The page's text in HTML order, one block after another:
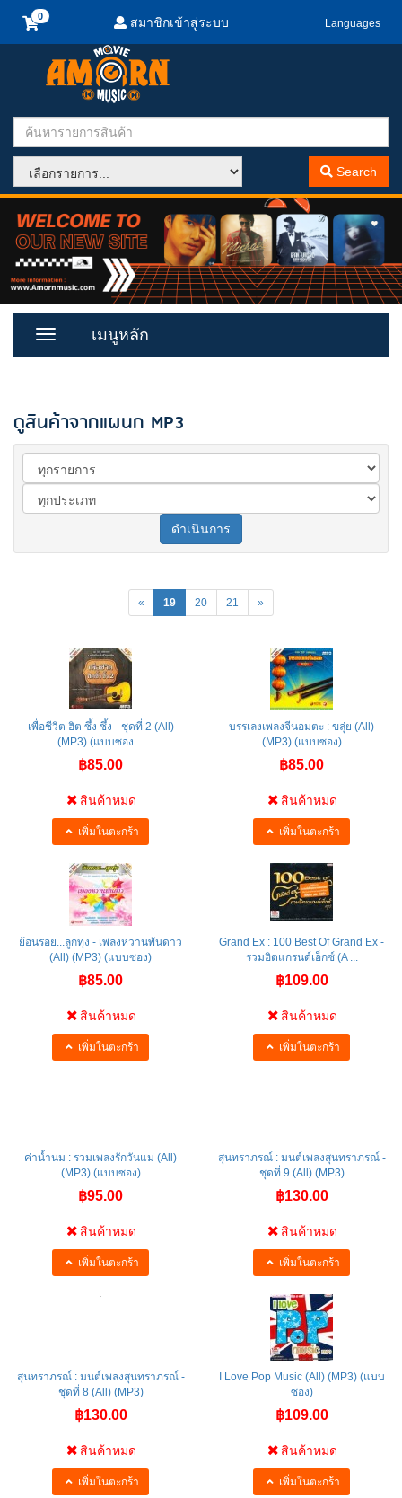
สมาชิกเข้าสู่ระบบ Languages
Search
Toggle
เมนูหลัก
ดูสินค้าจากแผนก MP3
ดำเนินการ
« 19 20 21 »
เพื่อชีวิต ฮิต ซึ้ง ซึ้ง - ชุดที่ 2 (All)
(MP3) (แบบซอง ...
฿85.00
สินค้าหมด
เพิ่มในตะกร้า
บรรเลงเพลงจีนอมตะ : ขลุ่ย (All)
(MP3) (แบบซอง)
฿85.00
สินค้าหมด
เพิ่มในตะกร้า
ย้อนรอย...ลูกทุ่ง - เพลงหวานพันดาว
(All) (MP3) (แบบซอง)
฿85.00
สินค้าหมด
เพิ่มในตะกร้า
Grand Ex : 100 Best Of Grand Ex -
รวมฮิตแกรนด์เอ็กซ์ (A ...
฿109.00
สินค้าหมด
เพิ่มในตะกร้า
ค่าน้ำนม : รวมเพลงรักวันแม่ (All)
(MP3) (แบบซอง)
฿95.00
สินค้าหมด
เพิ่มในตะกร้า
สุนทราภรณ์ : มนต์เพลงสุนทราภรณ์ -
ชุดที่ 9 (All) (MP3)
฿130.00
สินค้าหมด
เพิ่มในตะกร้า
สุนทราภรณ์ : มนต์เพลงสุนทราภรณ์ -
ชุดที่ 8 (All) (MP3)
฿130.00
สินค้าหมด
เพิ่มในตะกร้า
I Love Pop Music (All) (MP3) (แบบ
ซอง)
฿109.00
สินค้าหมด
เพิ่มในตะกร้า